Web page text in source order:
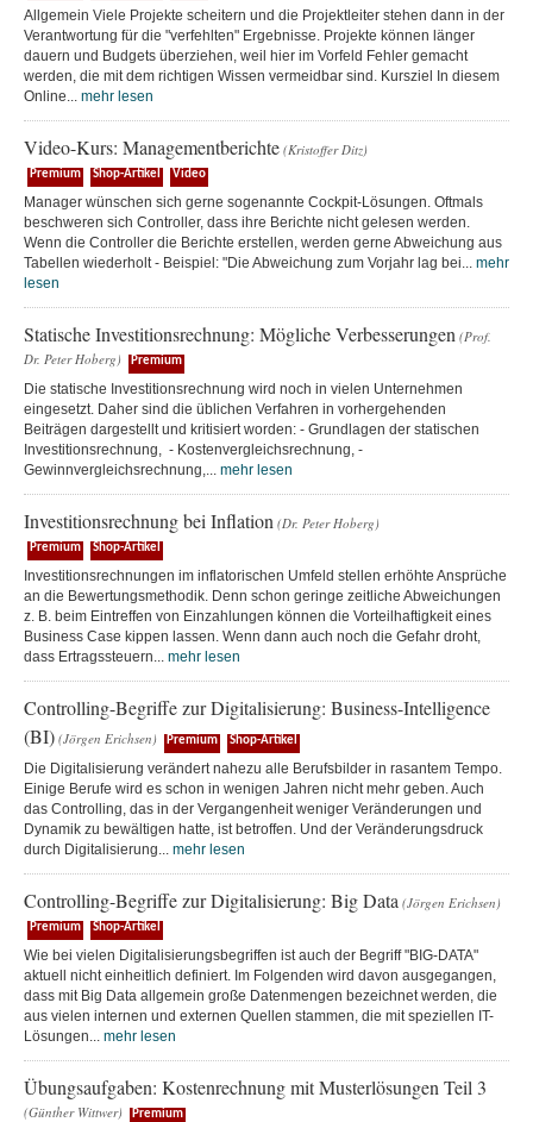
Allgemein Viele Projekte scheitern und die Projektleiter stehen dann in der
Verantwortung für die "verfehlten" Ergebnisse. Projekte können länger
dauern und Budgets überziehen, weil hier im Vorfeld Fehler gemacht
werden, die mit dem richtigen Wissen vermeidbar sind. Kursziel In diesem
Online... mehr lesen
Video-Kurs: Managementberichte (Kristoffer Ditz)
Premium Shop-Artikel Video
Manager wünschen sich gerne sogenannte Cockpit-Lösungen. Oftmals
beschweren sich Controller, dass ihre Berichte nicht gelesen werden.
Wenn die Controller die Berichte erstellen, werden gerne Abweichung aus
Tabellen wiederholt - Beispiel: "Die Abweichung zum Vorjahr lag bei... mehr
lesen
Statische Investitionsrechnung: Mögliche Verbesserungen (Prof.
Dr. Peter Hoberg)
Premium
Die statische Investitionsrechnung wird noch in vielen Unternehmen
eingesetzt. Daher sind die üblichen Verfahren in vorhergehenden
Beiträgen dargestellt und kritisiert worden: - Grundlagen der statischen
Investitionsrechnung, - Kostenvergleichsrechnung, -
Gewinnvergleichsrechnung,... mehr lesen
Investitionsrechnung bei Inflation (Dr. Peter Hoberg)
Premium Shop-Artikel
Investitionsrechnungen im inflatorischen Umfeld stellen erhöhte Ansprüche
an die Bewertungsmethodik. Denn schon geringe zeitliche Abweichungen
z. B. beim Eintreffen von Einzahlungen können die Vorteilhaftigkeit eines
Business Case kippen lassen. Wenn dann auch noch die Gefahr droht,
dass Ertragssteuern... mehr lesen
Controlling-Begriffe zur Digitalisierung: Business-Intelligence
(BI) (Jörgen Erichsen) Premium Shop-Artikel
Die Digitalisierung verändert nahezu alle Berufsbilder in rasantem Tempo.
Einige Berufe wird es schon in wenigen Jahren nicht mehr geben. Auch
das Controlling, das in der Vergangenheit weniger Veränderungen und
Dynamik zu bewältigen hatte, ist betroffen. Und der Veränderungsdruck
durch Digitalisierung... mehr lesen
Controlling-Begriffe zur Digitalisierung: Big Data (Jörgen Erichsen)
Premium Shop-Artikel
Wie bei vielen Digitalisierungsbegriffen ist auch der Begriff "BIG-DATA"
aktuell nicht einheitlich definiert. Im Folgenden wird davon ausgegangen,
dass mit Big Data allgemein große Datenmengen bezeichnet werden, die
aus vielen internen und externen Quellen stammen, die mit speziellen IT-
Lösungen... mehr lesen
Übungsaufgaben: Kostenrechnung mit Musterlösungen Teil 3
(Günther Wittwer) Premium